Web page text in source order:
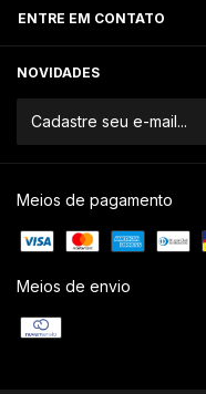
ENTRE EM CONTATO
NOVIDADES
Meios de pagamento
Meios de envio